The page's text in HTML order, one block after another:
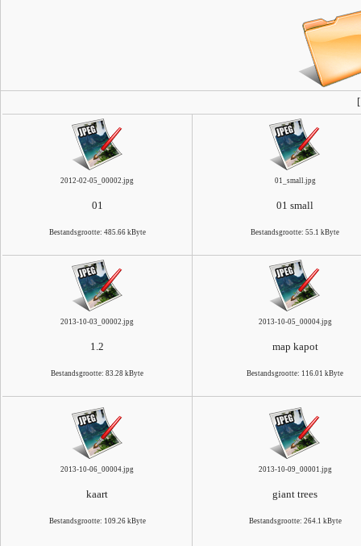
2012-02-05_00002.jpg
01
Bestandsgrootte: 485.66 kByte
01_small.jpg
01 small
Bestandsgrootte: 55.1 kByte
2013-10-03_00002.jpg
1.2
Bestandsgrootte: 83.28 kByte
2013-10-05_00004.jpg
map kapot
Bestandsgrootte: 116.01 kByte
2013-10-06_00004.jpg
kaart
Bestandsgrootte: 109.26 kByte
2013-10-09_00001.jpg
giant trees
Bestandsgrootte: 264.1 kByte